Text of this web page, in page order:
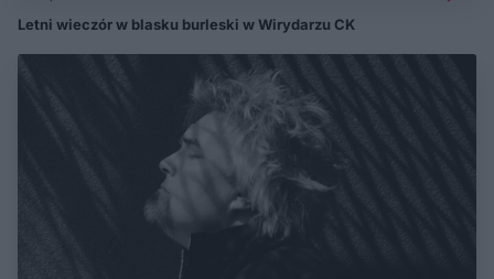
Letni wieczór w blasku burleski w Wirydarzu CK